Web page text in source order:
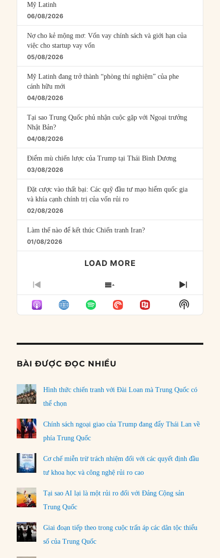
Mỹ Latinh
06/08/2026
Nợ cho kẻ mộng mơ: Vốn vay chính sách và giới hạn của
việc cho startup vay vốn
05/08/2026
Mỹ Latinh đang trở thành “phòng thí nghiệm” của phe
cánh hữu mới
04/08/2026
Tại sao Trung Quốc phủ nhận cuộc gặp với Ngoại trưởng
Nhật Bản?
04/08/2026
Điểm mù chiến lược của Trump tại Thái Bình Dương
03/08/2026
Đặt cược vào thất bại: Các quỹ đầu tư mạo hiểm quốc gia
và khía cạnh chính trị của vốn rủi ro
02/08/2026
Làm thế nào để kết thúc Chiến tranh Iran?
01/08/2026
LOAD MORE
PREVIOUS
EPISODE
SHOW
EPISODES
LIST
NEXT
Show
Podcast
BÀI ĐƯỢC ĐỌC NHIỀU
Hình thức chiến tranh với Đài Loan mà Trung Quốc có
thể chọn
Chính sách ngoại giao của Trump đang đẩy Thái Lan về
phía Trung Quốc
Cơ chế miễn trừ trách nhiệm đối với các quyết định đầu
tư khoa học và công nghệ rủi ro cao
Tại sao AI lại là một rủi ro đối với Đảng Cộng sản
Trung Quốc
Giai đoạn tiếp theo trong cuộc trấn áp các dân tộc thiểu
số của Trung Quốc